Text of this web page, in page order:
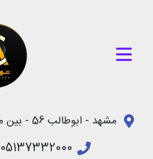
مشهد - ابوطالب 56 - بین محمدزاده17و19 - ساختمان دادآفرین
05137332000